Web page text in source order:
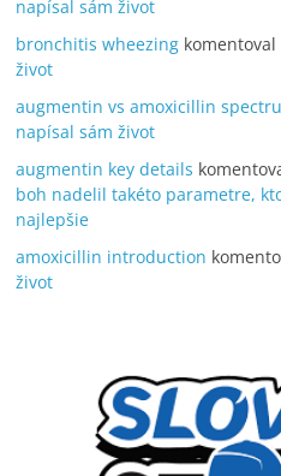
napísal sám život
bronchitis wheezing komentoval
život
augmentin vs amoxicillin
napísal sám život
augmentin key details
boh nadelil takéto parametre,
najlepšie
amoxicillin introduction
život